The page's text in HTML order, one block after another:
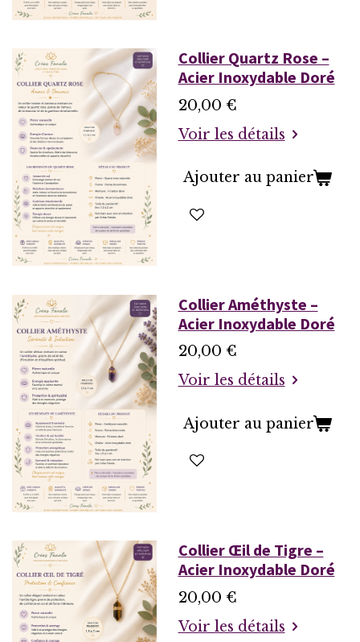
Collier Quartz Rose –
Acier Inoxydable Doré
20,00 €
Voir les détails
Ajouter au panier
Collier Améthyste –
Acier Inoxydable Doré
20,00 €
Voir les détails
Ajouter au panier
Collier Œil de Tigre –
Acier Inoxydable Doré
20,00 €
Voir les détails